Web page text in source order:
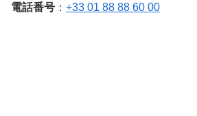
電話番号 ： +33 01 88 88 60 00